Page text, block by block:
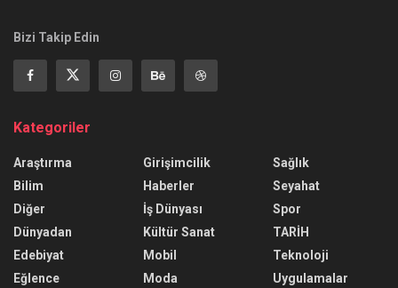
Bizi Takip Edin
Kategoriler
Araştırma
Bilim
Diğer
Dünyadan
Edebiyat
Eğlence
Girişimcilik
Haberler
İş Dünyası
Kültür Sanat
Mobil
Moda
Sağlık
Seyahat
Spor
TARİH
Teknoloji
Uygulamalar